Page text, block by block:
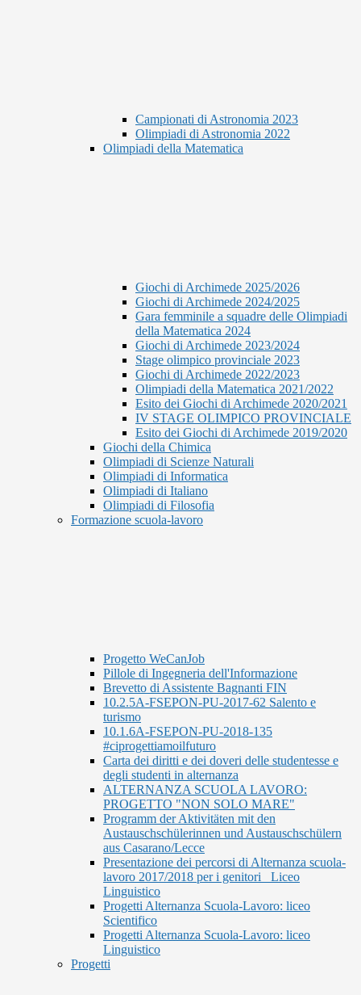
Campionati di Astronomia 2023
Olimpiadi di Astronomia 2022
Olimpiadi della Matematica
Giochi di Archimede 2025/2026
Giochi di Archimede 2024/2025
Gara femminile a squadre delle Olimpiadi
della Matematica 2024
Giochi di Archimede 2023/2024
Stage olimpico provinciale 2023
Giochi di Archimede 2022/2023
Olimpiadi della Matematica 2021/2022
Esito dei Giochi di Archimede 2020/2021
IV STAGE OLIMPICO PROVINCIALE
Esito dei Giochi di Archimede 2019/2020
Giochi della Chimica
Olimpiadi di Scienze Naturali
Olimpiadi di Informatica
Olimpiadi di Italiano
Olimpiadi di Filosofia
Formazione scuola-lavoro
Progetto WeCanJob
Pillole di Ingegneria dell'Informazione
Brevetto di Assistente Bagnanti FIN
10.2.5A-FSEPON-PU-2017-62 Salento e
turismo
10.1.6A-FSEPON-PU-2018-135
#ciprogettiamoilfuturo
Carta dei diritti e dei doveri delle studentesse e
degli studenti in alternanza
ALTERNANZA SCUOLA LAVORO:
PROGETTO "NON SOLO MARE"
Programm der Aktivitäten mit den
Austauschschülerinnen und Austauschschülern
aus Casarano/Lecce
Presentazione dei percorsi di Alternanza scuola-
lavoro 2017/2018 per i genitori_ Liceo
Linguistico
Progetti Alternanza Scuola-Lavoro: liceo
Scientifico
Progetti Alternanza Scuola-Lavoro: liceo
Linguistico
Progetti